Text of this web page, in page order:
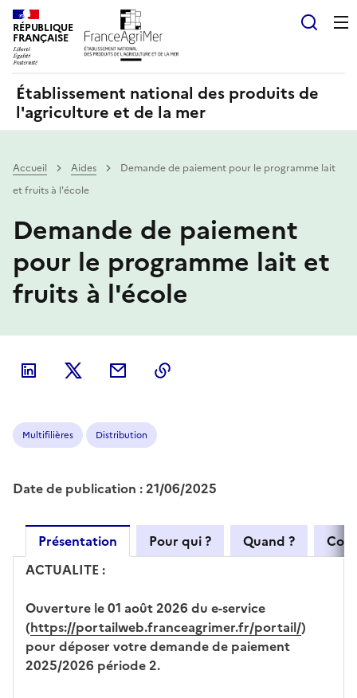
RÉPUBLIQUE
FRANÇAISE
Établissement national des produits de
l'agriculture et de la mer
Accueil Aides
Demande de paiement pour le programme lait
et fruits à l'école
Demande de paiement
pour le programme lait et
fruits à l'école
Multifilières Distribution
Date de publication : 21/06/2025
Présentation Pour qui ? Quand ?
ACTUALITE :
Ouverture le 01 août 2026 du e-service
(https://portailweb.franceagrimer.fr/portail/)
pour déposer votre demande de paiement
2025/2026 période 2.
Panneau de gestion des cookies